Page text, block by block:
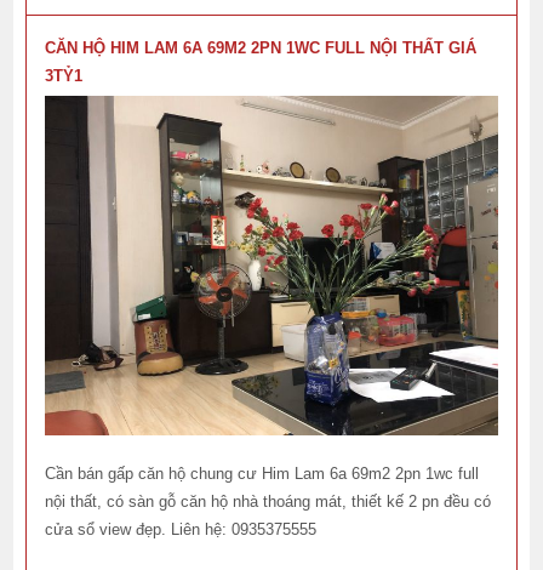
CĂN HỘ HIM LAM 6A 69M2 2PN 1WC FULL NỘI THẤT GIÁ
3TỶ1
Cần bán gấp căn hộ chung cư Him Lam 6a 69m2 2pn 1wc full
nội thất, có sàn gỗ căn hộ nhà thoáng mát, thiết kế 2 pn đều có
cửa sổ view đẹp. Liên hệ: 0935375555